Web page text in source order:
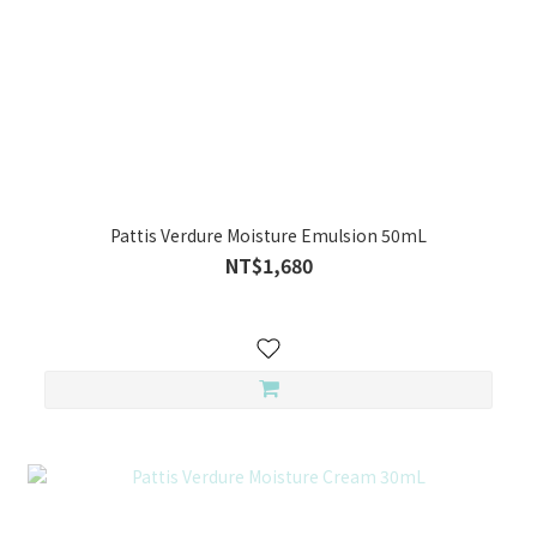
Pattis Verdure Moisture Emulsion 50mL
NT$1,680